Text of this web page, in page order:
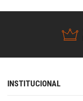
INSTITUCIONAL